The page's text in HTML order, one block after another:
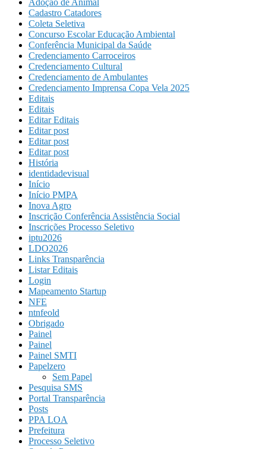
Cadastro Catadores
Coleta Seletiva
Concurso Escolar Educação Ambiental
Conferência Municipal da Saúde
Credenciamento Carroceiros
Credenciamento Cultural
Credenciamento de Ambulantes
Credenciamento Imprensa Copa Vela 2025
Editais
Editais
Editar Editais
Editar post
Editar post
Editar post
História
identidadevisual
Início
Início PMPA
Inova Agro
Inscrição Conferência Assistência Social
Inscrições Processo Seletivo
iptu2026
LDO2026
Links Transparência
Listar Editais
Login
Mapeamento Startup
NFE
ntnfeold
Obrigado
Painel
Painel
Painel SMTI
Papelzero
Sem Papel
Pesquisa SMS
Portal Transparência
Posts
PPA LOA
Prefeitura
Processo Seletivo